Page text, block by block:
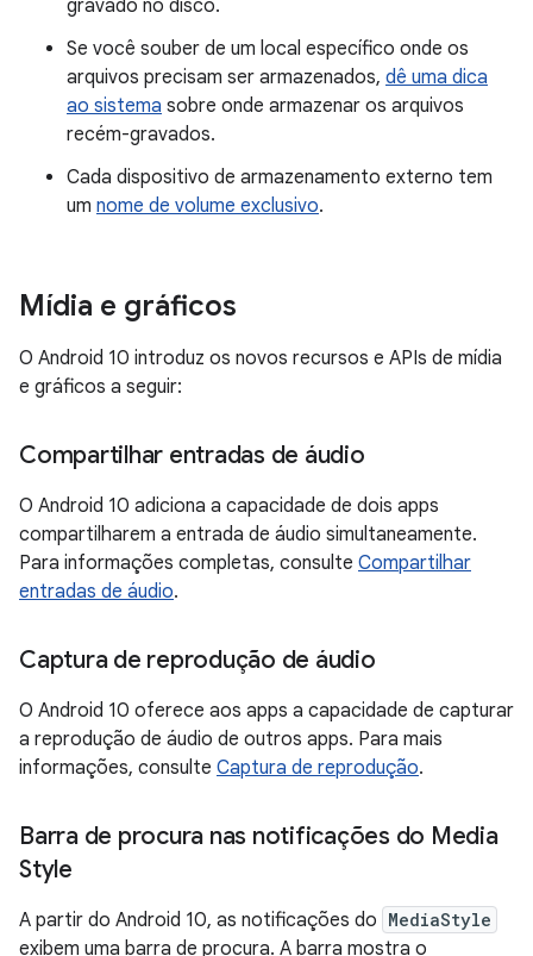
gravado no disco.
Se você souber de um local específico onde os
arquivos precisam ser armazenados, dê uma dica
ao sistema sobre onde armazenar os arquivos
recém-gravados.
Cada dispositivo de armazenamento externo tem
um nome de volume exclusivo.
Mídia e gráficos
O Android 10 introduz os novos recursos e APIs de mídia
e gráficos a seguir:
Compartilhar entradas de áudio
O Android 10 adiciona a capacidade de dois apps
compartilharem a entrada de áudio simultaneamente.
Para informações completas, consulte Compartilhar
entradas de áudio.
Captura de reprodução de áudio
O Android 10 oferece aos apps a capacidade de capturar
a reprodução de áudio de outros apps. Para mais
informações, consulte Captura de reprodução.
Barra de procura nas notificações do Media
Style
A partir do Android 10, as notificações do MediaStyle
exibem uma barra de procura. A barra mostra o